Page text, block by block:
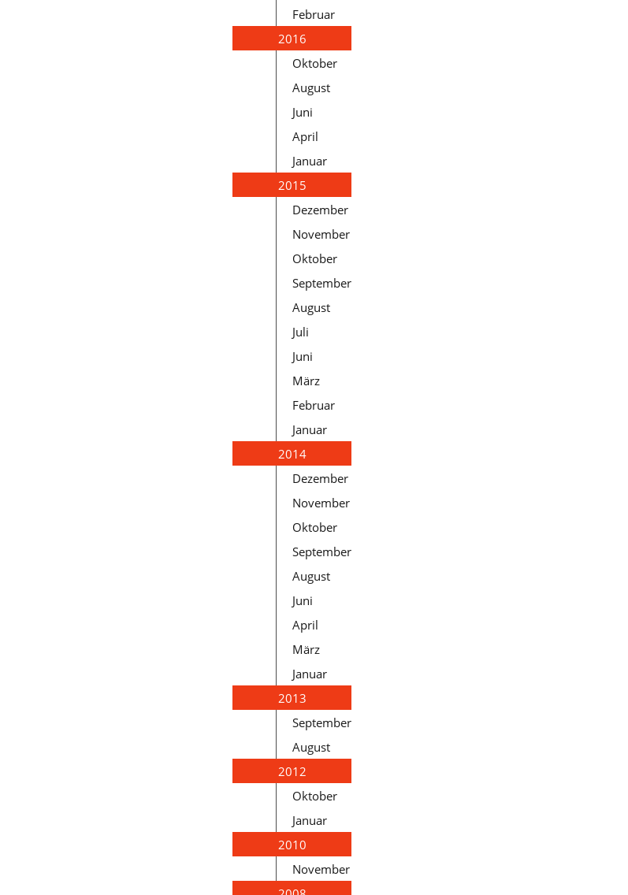
Februar
2016
Oktober
August
Juni
April
Januar
2015
Dezember
November
Oktober
September
August
Juli
Juni
März
Februar
Januar
2014
Dezember
November
Oktober
September
August
Juni
April
März
Januar
2013
September
August
2012
Oktober
Januar
2010
November